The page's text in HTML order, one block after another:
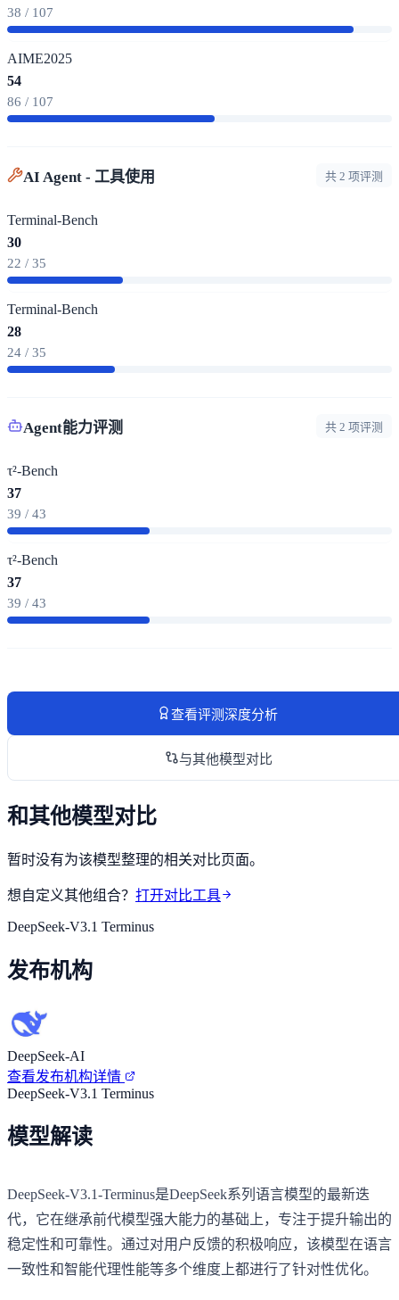
38 / 107
AIME2025
54
86 / 107
AI Agent - 工具使用 共 2 项评测
Terminal-Bench
30
22 / 35
Terminal-Bench
28
24 / 35
Agent能力评测 共 2 项评测
τ²-Bench
37
39 / 43
τ²-Bench
37
39 / 43
查看评测深度分析
与其他模型对比
和其他模型对比
暂时没有为该模型整理的相关对比页面。
想自定义其他组合？ 打开对比工具
DeepSeek-V3.1 Terminus
发布机构
DeepSeek-AI
查看发布机构详情
DeepSeek-V3.1 Terminus
模型解读
DeepSeek-V3.1-Terminus是DeepSeek系列语言模型的最新迭
代，它在继承前代模型强大能力的基础上，专注于提升输出的
稳定性和可靠性。通过对用户反馈的积极响应，该模型在语言
一致性和智能代理性能等多个维度上都进行了针对性优化。